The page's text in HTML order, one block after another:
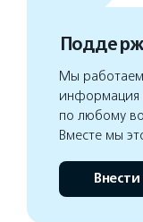
Мы
информация
по любому
Вместе мы